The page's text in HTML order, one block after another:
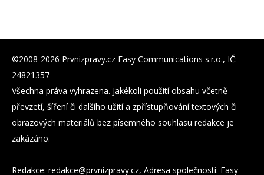
©2008-2026 Prvnizpravy.cz Easy Communications s.r.o., IČ:
24821357
Všechna práva vyhrazena. Jakékoli použití obsahu včetně
převzetí, šíření či dalšího užití a zpřístupňování textových či
obrazových materiálů bez písemného souhlasu redakce je
zakázáno.
Redakce: zc.yvarpzinvrp@eckader, Adresa společnosti: Easy